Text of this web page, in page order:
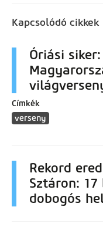
Kapcsolódó cikkek
Óriási
Címkék
verseny
Rekord
Sztáron:
dobogós